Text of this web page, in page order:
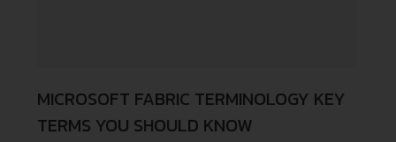
MICROSOFT FABRIC TERMINOLOGY KEY
TERMS YOU SHOULD KNOW